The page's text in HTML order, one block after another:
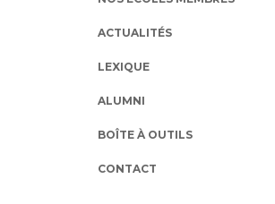
ACTUALITÉS
LEXIQUE
ALUMNI
BOÎTE À OUTILS
CONTACT